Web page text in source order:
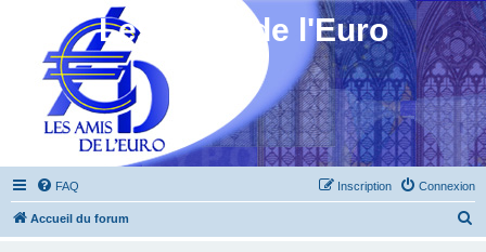
Les Amis de l'Euro
FAQ Connexion
Inscription
Accueil du forum